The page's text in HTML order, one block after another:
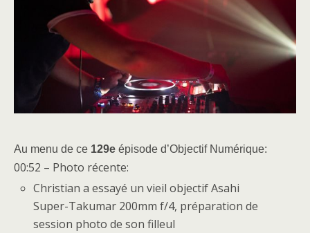
Au menu de ce 129e épisode d’Objectif Numérique:
00:52 – Photo récente:
Christian a essayé un vieil objectif Asahi
Super-Takumar 200mm f/4, préparation de
session photo de son filleul